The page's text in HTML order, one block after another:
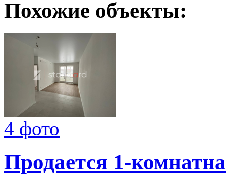
Похожие объекты:
4 фото
Продается 1-